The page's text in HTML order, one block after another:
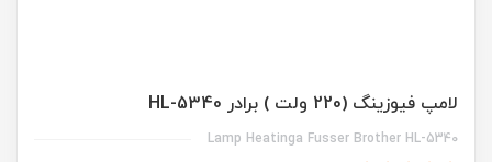
لامپ فیوزینگ (220 ولت ) برادر HL-5340
Lamp Heatinga Fusser Brother HL-5340